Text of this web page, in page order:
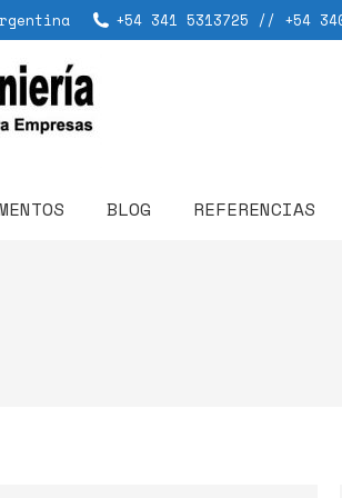
+54 341 5313725 // +54
BLOG REFERENCIAS